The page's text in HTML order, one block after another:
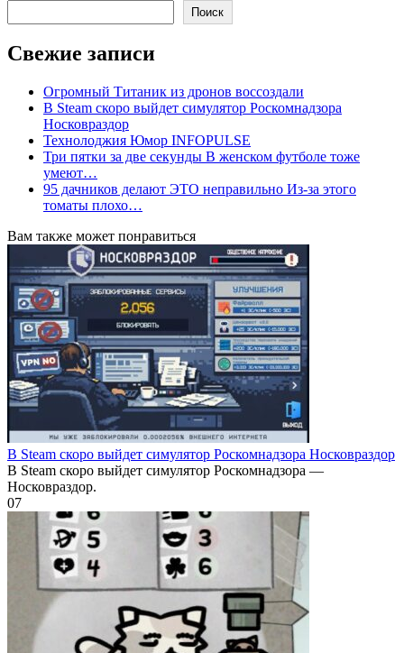
Поиск
Свежие записи
Огромный Титаник из дронов воссоздали
В Steam скоро выйдет симулятор Роскомнадзора
Носковраздор
Технолоджия Юмор INFOPULSE
Три пятки за две секунды В женском футболе тоже
умеют…
95 дачников делают ЭТО неправильно Из-за этого
томаты плохо…
Вам также может понравиться
В Steam скоро выйдет симулятор Роскомнадзора Носковраздор
В Steam скоро выйдет симулятор Роскомнадзора —
Носковраздор.
07